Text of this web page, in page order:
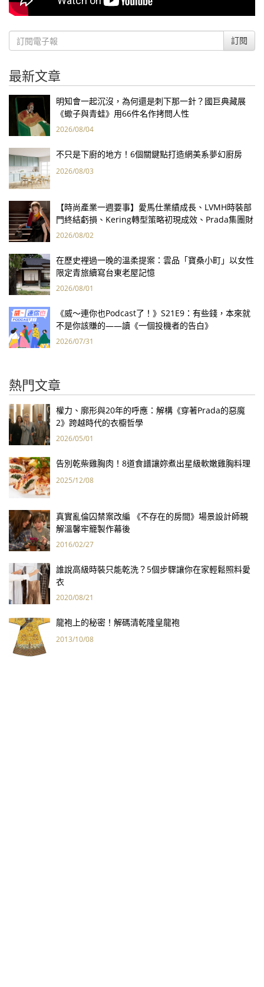
訂閱
最新文章
明知會一起沉沒，為何還是刺下那一針？國巨典藏展
《蠍子與青蛙》用66件名作拷問人性
2026/08/04
不只是下廚的地方！6個關鍵點打造網美系夢幻廚房
2026/08/03
【時尚產業一週要事】愛馬仕業績成長、LVMH時裝部
門終結虧損、Kering轉型策略初現成效、Prada集團財
報亮眼
2026/08/02
在歷史裡過一晚的溫柔提案：雲品「寶桑小町」以女性
限定青旅續寫台東老屋記憶
2026/08/01
《威～連你也Podcast了！》S21E9：有些錢，本來就
不是你該賺的——讀《一個投機者的告白》
2026/07/31
熱門文章
權力、廓形與20年的呼應：解構《穿著Prada的惡魔
2》跨越時代的衣櫥哲學
2026/05/01
告別乾柴雞胸肉！8道食譜讓妳煮出星級軟嫩雞胸料理
2025/12/08
真實亂倫囚禁案改編 《不存在的房間》場景設計師親
解溫馨牢籠製作幕後
2016/02/27
誰說高級時裝只能乾洗？5個步驟讓你在家輕鬆照料愛
衣
2020/08/21
龍袍上的秘密！解碼清乾隆皇龍袍
2013/10/08